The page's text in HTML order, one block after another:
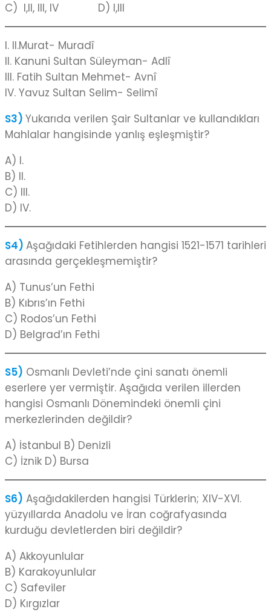
C) I,II, III, IV D) I,III
I. II.Murat- Muradî
II. Kanuni Sultan Süleyman- Adlî
III. Fatih Sultan Mehmet- Avnî
IV. Yavuz Sultan Selim- Selimî
S3) Yukarıda verilen Şair Sultanlar ve kullandıkları
Mahlalar hangisinde yanlış eşleşmiştir?
A) I.
B) II.
C) III.
D) IV.
S4) Aşağıdaki Fetihlerden hangisi 1521-1571 tarihleri
arasında gerçekleşmemiştir?
A) Tunus’un Fethi
B) Kıbrıs’ın Fethi
C) Rodos’un Fethi
D) Belgrad’ın Fethi
S5) Osmanlı Devleti’nde çini sanatı önemli
eserlere yer vermiştir. Aşağıda verilen illerden
hangisi Osmanlı Dönemindeki önemli çini
merkezlerinden değildir?
A) İstanbul B) Denizli
C) İznik D) Bursa
S6) Aşağıdakilerden hangisi Türklerin; XIV-XVI.
yüzyıllarda Anadolu ve İran coğrafyasında
kurduğu devletlerden biri değildir?
A) Akkoyunlular
B) Karakoyunlular
C) Safeviler
D) Kırgızlar